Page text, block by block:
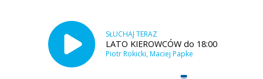
SŁUCHAJ TERAZ
LATO KIEROWCÓW do 18:00
Piotr Rokicki, Maciej Papke